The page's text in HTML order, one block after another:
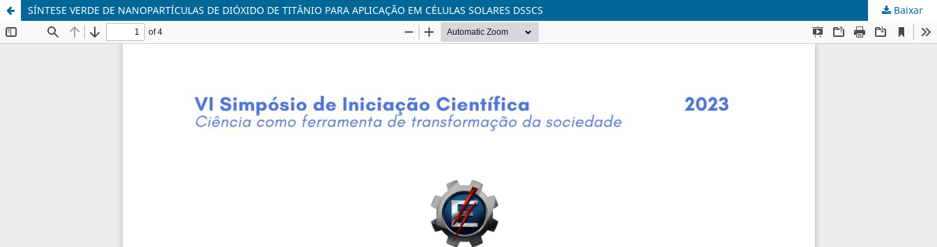
SÍNTESE VERDE DE NANOPARTÍCULAS DE DIÓXIDO DE TITÂNIO PARA APLICAÇÃO EM CÉLULAS SOLARES DSSCS Baixar